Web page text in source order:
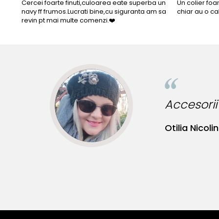
Informatii despre structura interna a
Cercei foarte finuti,culoarea eate superba un
navy ff frumos.Lucrati bine,cu siguranta am sa
revin pt mai multe comenzi.❤️
Un colier
chiar au o